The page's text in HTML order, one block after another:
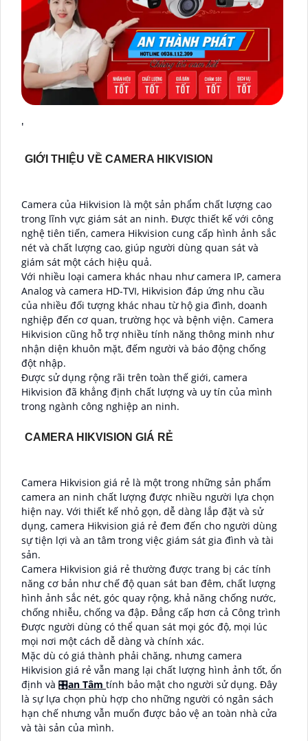
'
GIỚI THIỆU VỀ CAMERA HIKVISION
Camera của Hikvision là một sản phẩm chất lượng cao
trong lĩnh vực giám sát an ninh. Được thiết kế với công
nghệ tiên tiến, camera Hikvision cung cấp hình ảnh sắc
nét và chất lượng cao, giúp người dùng quan sát và
giám sát một cách hiệu quả.
Với nhiều loại camera khác nhau như camera IP, camera
Analog và camera HD-TVI, Hikvision đáp ứng nhu cầu
của nhiều đối tượng khác nhau từ hộ gia đình, doanh
nghiệp đến cơ quan, trường học và bệnh viện. Camera
Hikvision cũng hỗ trợ nhiều tính năng thông minh như
nhận diện khuôn mặt, đếm người và báo động chống
đột nhập.
Được sử dụng rộng rãi trên toàn thế giới, camera
Hikvision đã khẳng định chất lượng và uy tín của mình
trong ngành công nghiệp an ninh.
CAMERA HIKVISION GIÁ RẺ
Camera Hikvision giá rẻ là một trong những sản phẩm
camera an ninh chất lượng được nhiều người lựa chọn
hiện nay. Với thiết kế nhỏ gọn, dễ dàng lắp đặt và sử
dụng, camera Hikvision giá rẻ đem đến cho người dùng
sự tiện lợi và an tâm trong việc giám sát gia đình và tài
sản.
Camera Hikvision giá rẻ thường được trang bị các tính
năng cơ bản như chế độ quan sát ban đêm, chất lượng
hình ảnh sắc nét, góc quay rộng, khả năng chống nước,
chống nhiễu, chống va đập. Đẳng cấp hơn cả Công trình
Được người dùng có thể quan sát mọi góc độ, mọi lúc
mọi nơi một cách dễ dàng và chính xác.
Mặc dù có giá thành phải chăng, nhưng camera
Hikvision giá rẻ vẫn mang lại chất lượng hình ảnh tốt, ổn
định và 🎛an Tâm tính bảo mật cho người sử dụng. Đây
là sự lựa chọn phù hợp cho những người có ngân sách
hạn chế nhưng vẫn muốn được bảo vệ an toàn nhà cửa
và tài sản của mình.